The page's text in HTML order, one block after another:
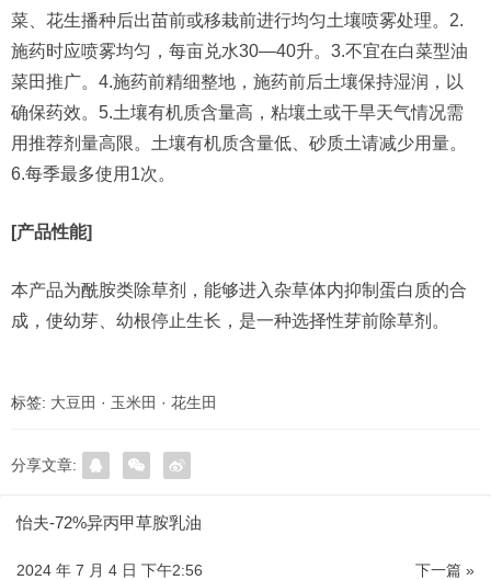
菜、花生播种后出苗前或移栽前进行均匀土壤喷雾处理。2.
施药时应喷雾均匀，每亩兑水30—40升。3.不宜在白菜型油
菜田推广。4.施药前精细整地，施药前后土壤保持湿润，以
确保药效。5.土壤有机质含量高，粘壤土或干旱天气情况需
用推荐剂量高限。土壤有机质含量低、砂质土请减少用量。
6.每季最多使用1次。
[产品性能]
本产品为酰胺类除草剂，能够进入杂草体内抑制蛋白质的合
成，使幼芽、幼根停止生长，是一种选择性芽前除草剂。
标签: 大豆田 · 玉米田 · 花生田
分享文章:
怡夫-72%异丙甲草胺乳油
下一篇 »
2024 年 7 月 4 日 下午2:56